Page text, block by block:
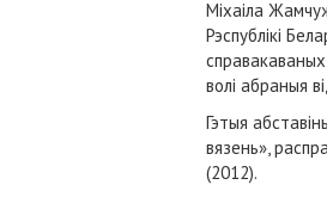
Міхаіла
Рэспублікі
волі абраныя
Гэтыя
вязень»,
(2012).